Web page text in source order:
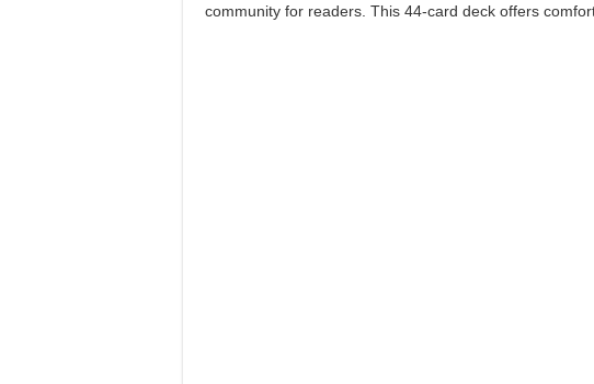
community for readers. This 44-card deck offers